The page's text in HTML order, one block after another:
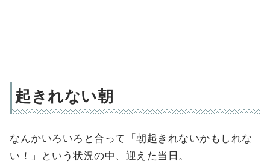
起きれない朝
なんかいろいろと合って「朝起きれないかもしれな
い！」という状況の中、迎えた当日。